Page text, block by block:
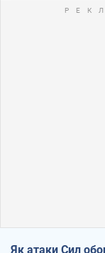
Як атаки Сил